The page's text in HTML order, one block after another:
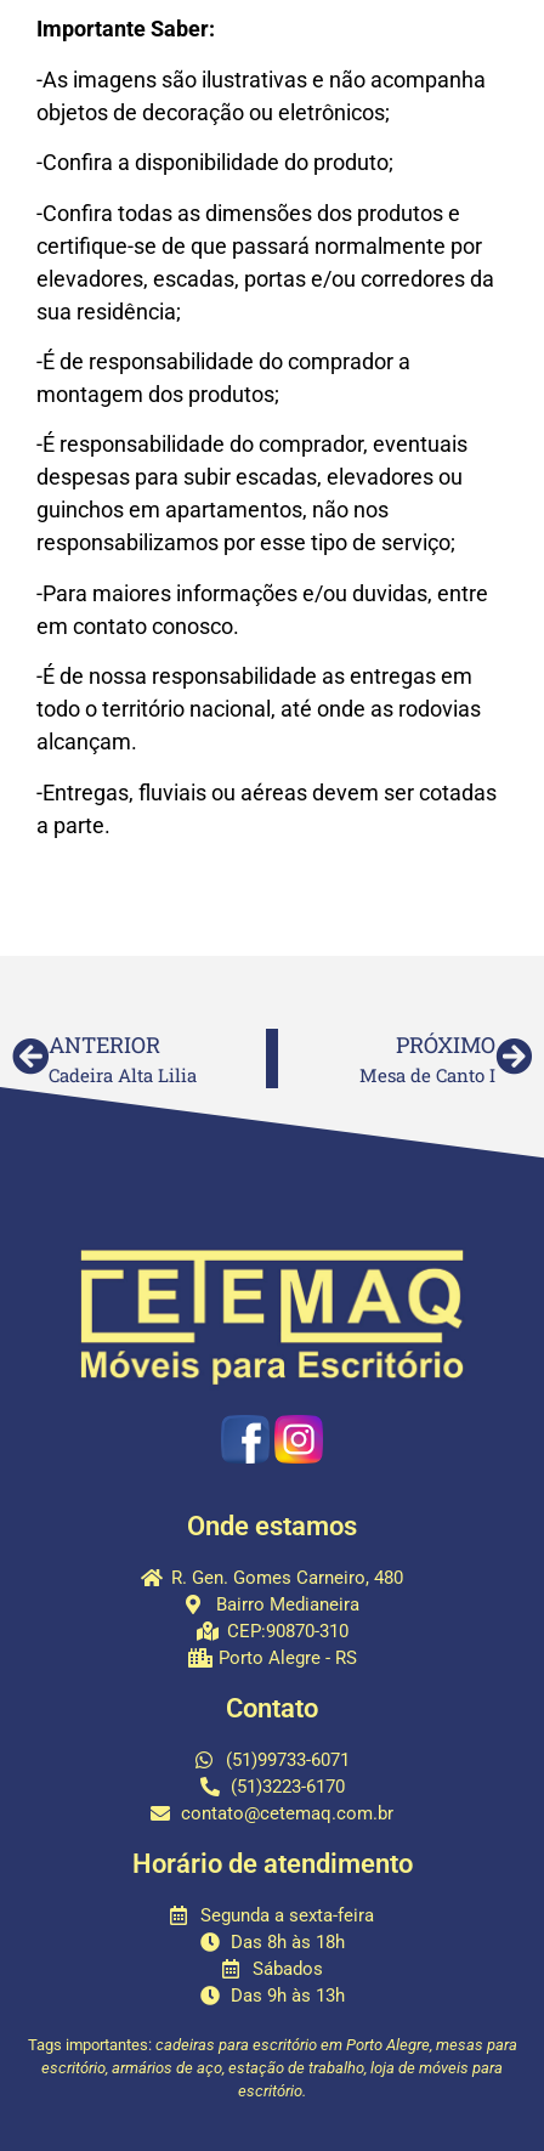
Importante Saber:
-As imagens são ilustrativas e não acompanha
objetos de decoração ou eletrônicos;
-Confira a disponibilidade do produto;
-Confira todas as dimensões dos produtos e
certifique-se de que passará normalmente por
elevadores, escadas, portas e/ou corredores da
sua residência;
-É de responsabilidade do comprador a
montagem dos produtos;
-É responsabilidade do comprador, eventuais
despesas para subir escadas, elevadores ou
guinchos em apartamentos, não nos
responsabilizamos por esse tipo de serviço;
-Para maiores informações e/ou duvidas, entre
em contato conosco.
-É de nossa responsabilidade as entregas em
todo o território nacional, até onde as rodovias
alcançam.
-Entregas, fluviais ou aéreas devem ser cotadas
a parte.
ANTERIOR
Cadeira Alta Lilia
PRÓXIMO
Mesa de Canto I
Onde estamos
R. Gen. Gomes Carneiro, 480
Bairro Medianeira
CEP:90870-310
Porto Alegre - RS
Contato
(51)99733-6071
(51)3223-6170
contato@cetemaq.com.br
Horário de atendimento
Segunda a sexta-feira
Das 8h às 18h
Sábados
Das 9h às 13h
Tags importantes: cadeiras para escritório em Porto Alegre, mesas para
escritório, armários de aço, estação de trabalho, loja de móveis para
escritório.